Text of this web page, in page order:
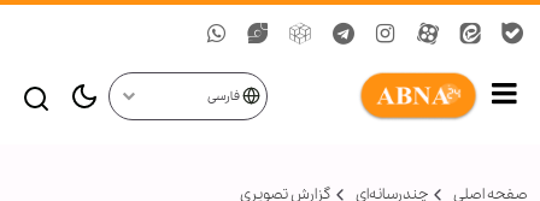
فارسی
صفحه اصلی چندرسانه‌ای گزارش تصويری